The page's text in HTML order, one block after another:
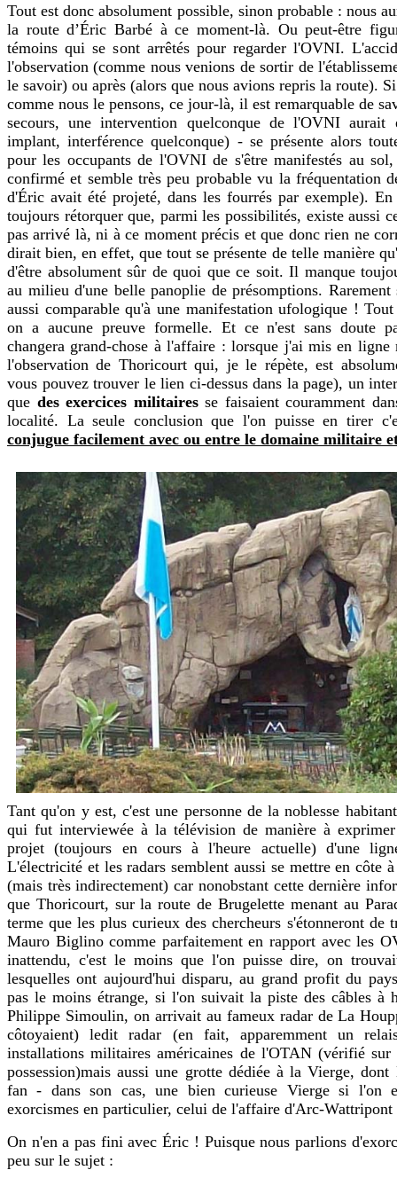
Tout est donc absolument possible, sinon probable : nous
la route d’Éric Barbé à ce moment-là. Ou peut-être
témoins qui se sont arrêtés pour regarder l'OVNI.
l'observation (comme nous venions de sortir de
le savoir) ou après (alors que nous avions repris la route).
comme nous le pensons, ce jour-là, il est remarquable de
secours, une intervention quelconque de l'OVNI aurait
implant, interférence quelconque) - se présente alors
pour les occupants de l'OVNI de s'être manifestés au
confirmé et semble très peu probable vu la fréquentation
d'Éric avait été projeté, dans les fourrés par exemple).
toujours rétorquer que, parmi les possibilités, existe aussi
pas arrivé là, ni à ce moment précis et que donc rien ne
dirait bien, en effet, que tout se présente de telle manière
d'être absolument sûr de quoi que ce soit. Il manque
au milieu d'une belle panoplie de présomptions.
aussi comparable qu'à une manifestation ufologique !
on a aucune preuve formelle. Et ce n'est sans doute
changera grand-chose à l'affaire : lorsque j'ai mis en
l'observation de Thoricourt qui, je le répète, est
vous pouvez trouver le lien ci-dessus dans la page), un
que des exercices militairesse faisaient couramment
localité. La seule conclusion que l'on puisse en tirer
conjugue facilement avec ou entre le domaine militaire
Tant qu'on y est, c'est une personne de la noblesse
qui fut interviewée à la télévision de manière à exprimer
projet (toujours en cours à l'heure actuelle) d'une
L'électricité et les radars semblent aussi se mettre en côte
(mais très indirectement) car nonobstant cette dernière
que Thoricourt, sur la route de Brugelette menant au
terme que les plus curieux des chercheurs s'étonneront de
Mauro Biglino comme parfaitement en rapport avec les
inattendu, c'est le moins que l'on puisse dire, on
lesquelles ont aujourd'hui disparu, au grand profit du
pas le moins étrange, si l'on suivait la piste des câbles à
Philippe Simoulin, on arrivait au fameux radar de La
côtoyaient) ledit radar (en fait, apparemment un
installations militaires américaines de l'OTAN (vérifié sur
possession)mais aussi une grotte dédiée à la Vierge,
fan - dans son cas, une bien curieuse Vierge si l'on
exorcismes en particulier, celui de l'affaire d'Arc-Wattripont
On n'en a pas fini avec Éric ! Puisque nous parlions
peu sur le sujet :